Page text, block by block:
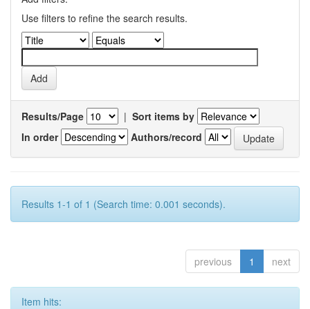
Use filters to refine the search results.
Results/Page | Sort items by
In order
Authors/record
Results 1-1 of 1 (Search time: 0.001 seconds).
previous 1 next
Item hits: